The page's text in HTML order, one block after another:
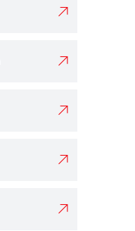




